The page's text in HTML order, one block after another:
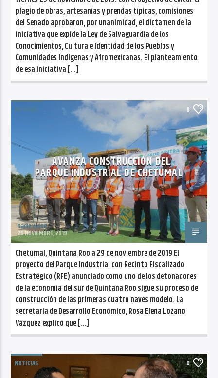
plagio de obras, artesanías y prendas típicas, comisiones
del Senado aprobaron, por unanimidad, el dictamen de la
iniciativa que expide la Ley de Salvaguardia de los
Conocimientos, Cultura e Identidad de los Pueblos y
Comunidades Indígenas y Afromexicanas. El planteamiento
de esa iniciativa […]
NOTICIAS 0
AVANZA CONSTRUCCIÓN DEL
PARQUE INDUSTRIAL DE CHETUMAL
Radio VoxQR
29 NOVIEMBRE, 2019
Chetumal, Quintana Roo a 29 de noviembre de 2019 El
proyecto del Parque Industrial con Recinto Fiscalizado
Estratégico (RFE) anunciado como uno de los detonadores
de la economía del sur de Quintana Roo sigue su proceso de
construcción de las primeras cuatro naves modelo. La
secretaria de Desarrollo Económico, Rosa Elena Lozano
Vázquez explicó que […]
NOTICIAS 0